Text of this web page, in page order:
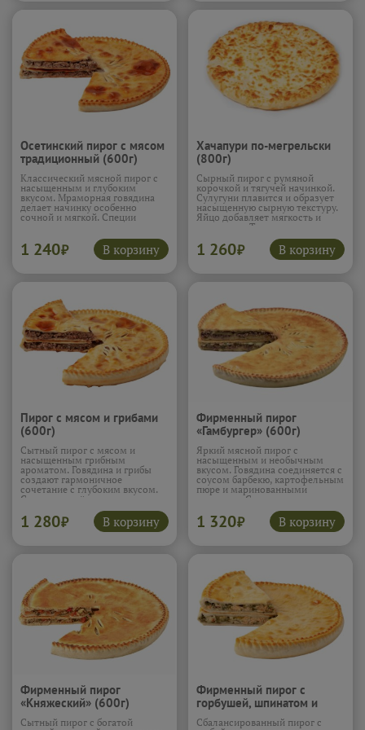
Осетинский пирог с мясом
традиционный (600г)
Классический мясной пирог с
насыщенным и глубоким
вкусом. Мраморная говядина
делает начинку особенно
сочной и мягкой. Специи
добавляя выразительность и
аромат. Тесто получается
нежным и румяным, удерживая
1 240₽ В корзину
Хачапури по-мегрельски
(800г)
Сырный пирог с румяной
корочкой и тягучей начинкой.
Сулугуни плавится и образует
насыщенную сырную текстуру.
Яйцо добавляет мягкость и
плотность. Тесто получается
нежным, а корочка —
аппетитной. Вкус яркий и
сливочный.
Подробнее...
1 260₽ В корзину
Пирог с мясом и грибами
(600г)
Сытный пирог с мясом и
насыщенным грибным
ароматом. Говядина и грибы
создают гармоничное
сочетание с глубоким вкусом.
Специи подчёркивают мясную
основу. Начинка получается
сочной и плотной. Пирог
ароматный и очень
1 280₽ В корзину
Фирменный пирог
«Гамбургер» (600г)
Яркий мясной пирог с
насыщенным и необычным
вкусом. Говядина соединяется с
соусом барбекю, картофельным
пюре и маринованными
огурцами. Сыр моцарелла
добавляет мягкость и тягучесть.
Укроп и лук усиливают аромат
и делают вкус живым. Начинка
1 320₽ В корзину
Фирменный пирог
«Княжеский» (600г)
Сытный пирог с богатой
Фирменный пирог с
горбушей, шпинатом и
сыром (600г)
Сбалансированный пирог с